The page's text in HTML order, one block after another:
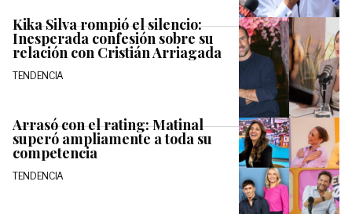
Kika Silva rompió el silencio:
Inesperada confesión sobre su
relación con Cristián Arriagada
TENDENCIA
Arrasó con el rating: Matinal
superó ampliamente a toda su
competencia
TENDENCIA